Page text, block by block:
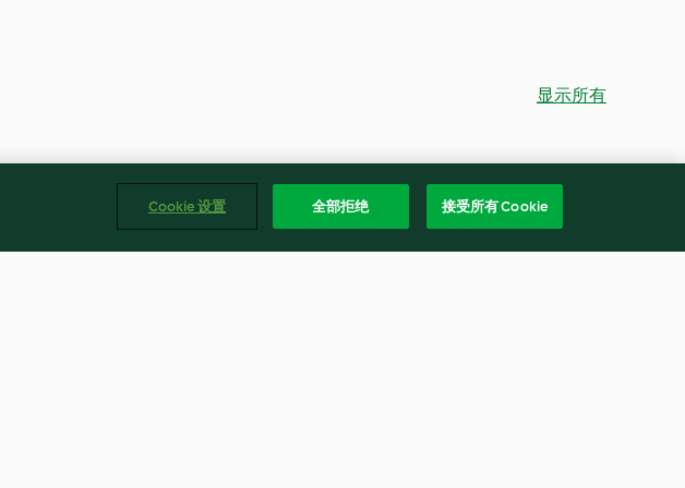
显示所有
Cookie 设置 全部拒绝 接受所有 Cookie